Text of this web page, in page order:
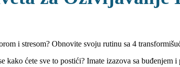
i stresom? Obnovite svoju rutinu sa 4
kako ćete sve to postići? Imate izazova sa